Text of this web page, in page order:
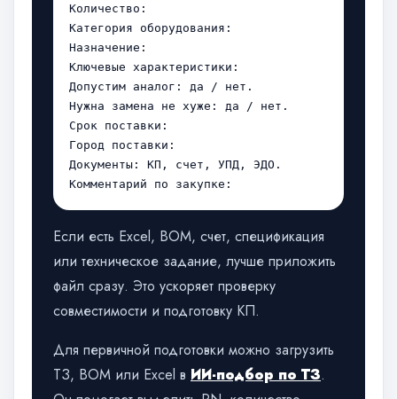
Количество:
Категория оборудования:
Назначение:
Ключевые характеристики:
Допустим аналог: да / нет.
Нужна замена не хуже: да / нет.
Срок поставки:
Город поставки:
Документы: КП, счет, УПД, ЭДО.
Комментарий по закупке:
Если есть Excel, BOM, счет, спецификация
или техническое задание, лучше приложить
файл сразу. Это ускоряет проверку
совместимости и подготовку КП.
Для первичной подготовки можно загрузить
ТЗ, BOM или Excel в ИИ-подбор по ТЗ.